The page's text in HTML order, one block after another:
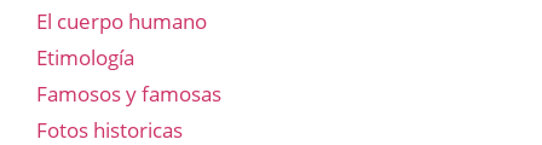
El cuerpo humano
Etimología
Famosos y famosas
Fotos historicas